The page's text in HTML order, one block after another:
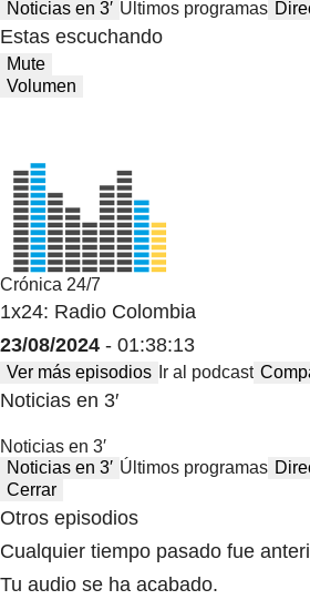
Noticias en 3′ Últimos programas
Estas escuchando
Mute
Volumen
Crónica 24/7
1x24: Radio Colombia
23/08/2024 - 01:38:13
Ver más episodios Ir al podcast
Noticias en 3′
Noticias en 3′
Noticias en 3′ Últimos programas
Cerrar
Otros episodios
Cualquier tiempo pasado fue
Tu audio se ha acabado.